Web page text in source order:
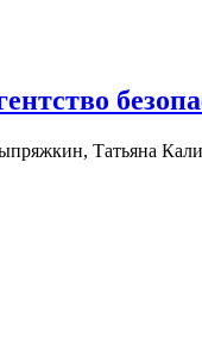
Татьяна